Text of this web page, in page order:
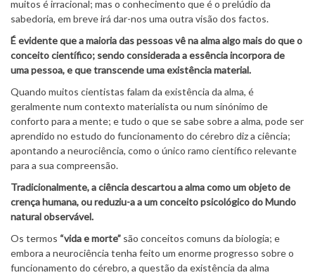
muitos é irracional; mas o conhecimento que é o prelúdio da
sabedoria, em breve irá dar-nos uma outra visão dos factos.
É evidente que a maioria das pessoas vê na alma algo mais do que o
conceito científico; sendo considerada a essência incorpora de
uma pessoa, e que transcende uma existência material.
Quando muitos cientistas falam da existência da alma, é
geralmente num contexto materialista ou num sinónimo de
conforto para a mente; e tudo o que se sabe sobre a alma, pode ser
aprendido no estudo do funcionamento do cérebro diz a ciência;
apontando a neurociência, como o único ramo científico relevante
para a sua compreensão.
Tradicionalmente, a ciência descartou a alma como um objeto de
crença humana, ou reduziu-a a um conceito psicológico do Mundo
natural observável.
Os termos “vida e morte” são conceitos comuns da biologia; e
embora a neurociência tenha feito um enorme progresso sobre o
funcionamento do cérebro, a questão da existência da alma